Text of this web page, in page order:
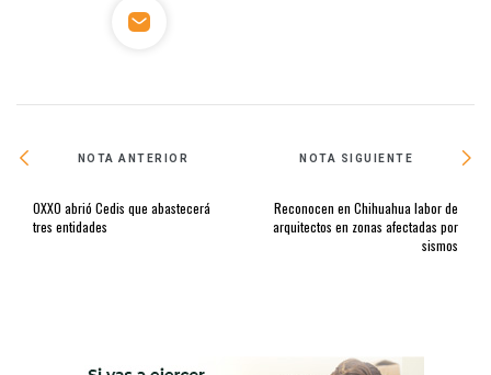
NOTA ANTERIOR
OXXO abrió Cedis que abastecerá
tres entidades
NOTA SIGUIENTE
Reconocen en Chihuahua labor de
arquitectos en zonas afectadas por
sismos